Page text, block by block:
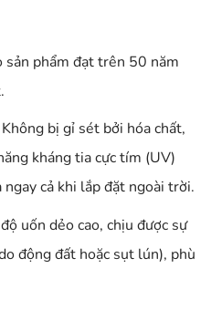
phẩm đạt trên 50 năm
bị gỉ sét bởi hóa chất,
kháng tia cực tím (UV)
cả khi lắp đặt ngoài trời.
uốn dẻo cao, chịu được sự
động đất hoặc sụt lún), phù